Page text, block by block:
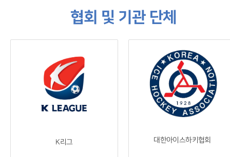
협회 및 기관 단체
K리그 대한아이스하키협회